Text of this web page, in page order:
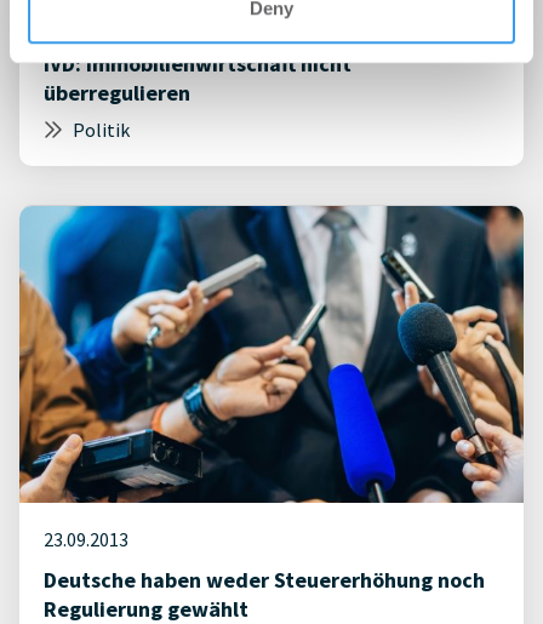
Deny
IVD: Immobilienwirtschaft nicht
überregulieren
Politik
23.09.2013
Deutsche haben weder Steuererhöhung noch
Regulierung gewählt